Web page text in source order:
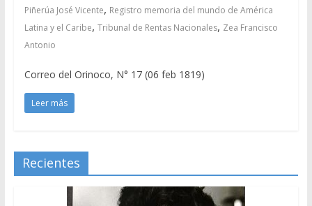
Piñerúa José Vicente, Registro memoria del mundo de América
Latina y el Caribe, Tribunal de Rentas Nacionales, Zea Francisco
Antonio
Correo del Orinoco, N° 17 (06 feb 1819)
Leer más
Recientes